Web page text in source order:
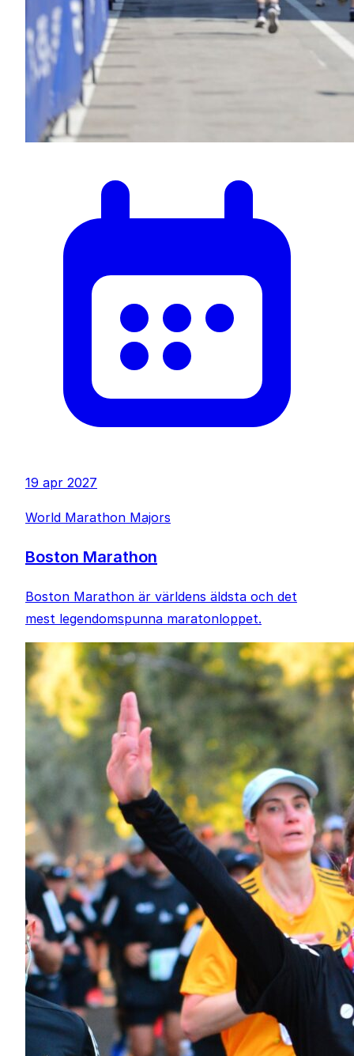
19 apr 2027
World Marathon Majors
Boston Marathon
Boston Marathon är världens äldsta och det
mest legendomspunna maratonloppet.